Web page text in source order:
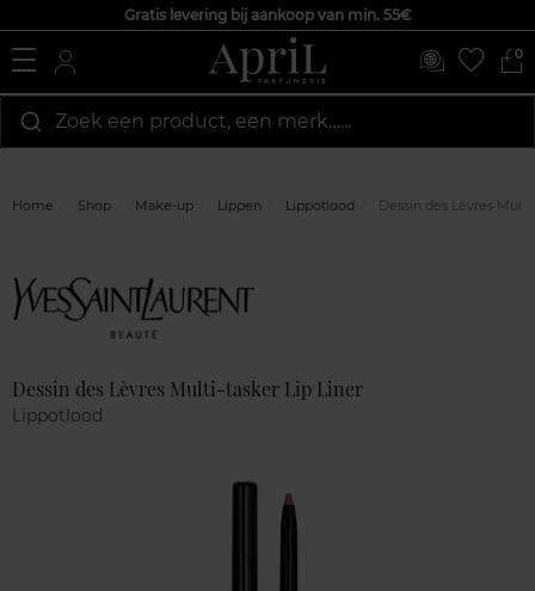
Gratis levering bij aankoop van min. 55€
0
Zoek een product, een merk…...
Home Shop Make-up Lippen Lippotlood Dessin des Lèvres
Dessin des Lèvres Multi-tasker Lip Liner
Lippotlood